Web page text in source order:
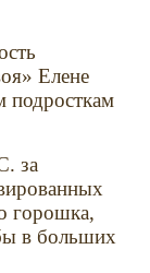
Елене
подросткам
за
горошка,
в больших